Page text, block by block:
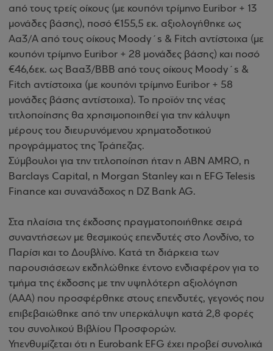
από τους τρείς οίκους (με κουπόνι τρίμηνο Euribor + 13
μονάδες βάσης), ποσό €155,5 εκ. αξιολογήθηκε ως
Aa3/A από τους οίκους Moody´s & Fitch αντίστοιχα (με
κουπόνι τρίμηνο Euribor + 28 μονάδες βάσης) και ποσό
€46,6εκ. ως Baa3/BBB από τους οίκους Moody´s &
Fitch αντίστοιχα (με κουπόνι τρίμηνο Euribor + 58
μονάδες βάσης αντίστοιχα). Το προϊόν της νέας
τιτλοποίησης θα χρησιμοποιηθεί για την κάλυψη
μέρους του διευρυνόμενου χρηματοδοτικού
προγράμματος της Τράπεζας.
Σύμβουλοι για την τιτλοποίηση ήταν η ABN AMRO, η
Barclays Capital, η Morgan Stanley και η EFG Telesis
Finance και συνανάδοχος η DZ Bank AG.
Στα πλαίσια της έκδοσης πραγματοποιήθηκε σειρά
συναντήσεων με θεσμικούς επενδυτές στο Λονδίνο, το
Παρίσι και το Δουβλίνο. Κατά τη διάρκεια των
παρουσιάσεων εκδηλώθηκε έντονο ενδιαφέρον για το
τμήμα της έκδοσης με την υψηλότερη αξιολόγηση
(ΑΑΑ) που προσφέρθηκε στους επενδυτές, γεγονός που
επιβεβαιώθηκε από την υπερκάλυψη κατά 2,8 φορές
του συνολικού Βιβλίου Προσφορών.
Υπενθυμίζεται ότι η Eurobank EFG έχει προβεί συνολικά